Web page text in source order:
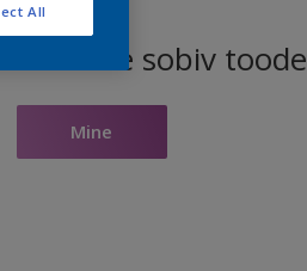
toonile sobiv toode
Mine
All